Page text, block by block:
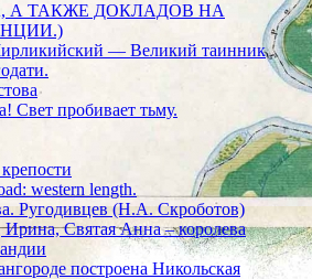
А ТАКЖЕ ДОКЛАДОВ НА
— Великий таинник
Свет пробивает тьму.
western length.
Ругодивцев (Н.А. Скроботов)
Ирина, Святая Анна – королева
построена Никольская